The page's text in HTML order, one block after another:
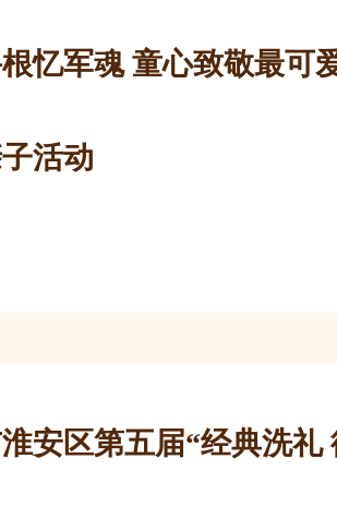
忆军魂 童心致敬最
活动
安区第五届“经典洗礼